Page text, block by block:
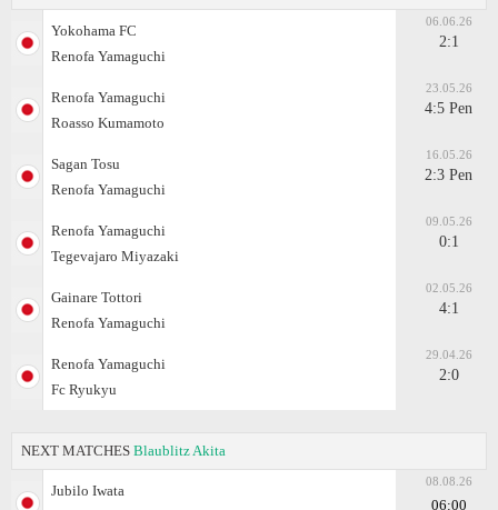
Yokohama FC
Renofa Yamaguchi
06.06.26
2:1
Renofa Yamaguchi
Roasso Kumamoto
23.05.26
4:5 Pen
Sagan Tosu
Renofa Yamaguchi
16.05.26
2:3 Pen
Renofa Yamaguchi
Tegevajaro Miyazaki
09.05.26
0:1
Gainare Tottori
Renofa Yamaguchi
02.05.26
4:1
Renofa Yamaguchi
Fc Ryukyu
29.04.26
2:0
NEXT MATCHES Blaublitz Akita
Jubilo Iwata
08.08.26
06:00